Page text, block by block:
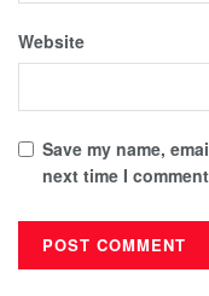
Website
Save my name,
next time I